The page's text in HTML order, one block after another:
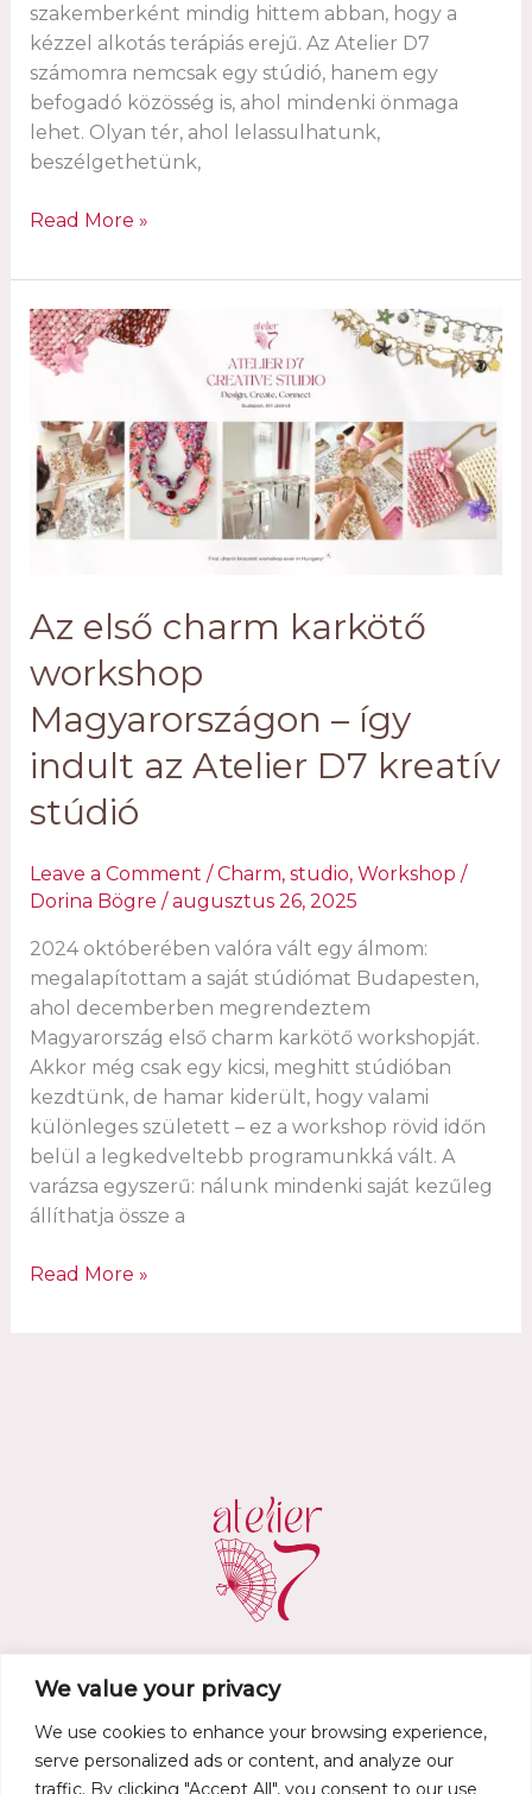
We value your privacy
We use cookies to enhance your browsing experience,
serve personalized ads or content, and analyze our
traffic. By clicking "Accept All", you consent to our use
szakemberként mindig hittem abban, hogy a
kézzel alkotás terápiás erejű. Az Atelier D7
számomra nemcsak egy stúdió, hanem egy
befogadó közösség is, ahol mindenki önmaga
lehet. Olyan tér, ahol lelassulhatunk,
beszélgethetünk,
Készítsd
álmaid
charm
karkötőjét az
Imagine
Show-
n
Read More »
Az első charm karkötő
workshop
Magyarországon – így
indult az Atelier D7 kreatív
stúdió
Leave a Comment /Charm, studio, Workshop /
Dorina Bögre /augusztus 26, 2025
2024 októberében valóra vált egy álmom:
megalapítottam a saját stúdiómat Budapesten,
ahol decemberben megrendeztem
Magyarország első charm karkötő workshopját.
Akkor még csak egy kicsi, meghitt stúdióban
kezdtünk, de hamar kiderült, hogy valami
különleges született – ez a workshop rövid időn
belül a legkedveltebb programunkká vált. A
varázsa egyszerű: nálunk mindenki saját kezűleg
állíthatja össze a
Az
stúdió
Read More »
atelier.d7@gmail.com
Terms of service
Refund and Returns